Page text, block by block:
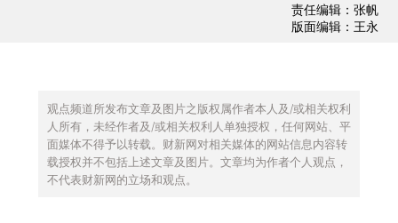
责任编辑：张帆
版面编辑：王永
观点频道所发布文章及图片之版权属作者本人及/或相关权利
人所有，未经作者及/或相关权利人单独授权，任何网站、平
面媒体不得予以转载。财新网对相关媒体的网站信息内容转
载授权并不包括上述文章及图片。文章均为作者个人观点，
不代表财新网的立场和观点。